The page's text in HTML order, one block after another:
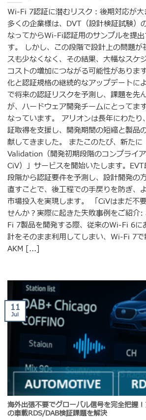
Wi-Fi 7認証に潜むリスク：後期対応が
多くの企業様は、DVT（設計検証試験）
なってからWi-Fi認証用のサンプルを提
す。 しかし、この段階で設計上の問題が
スも少なくなく、その結果、大幅なスケ
コストの増加につながる可能性がありま
化と認証規格の継続的なアップデートに
で将来の認証リスクを予測し、課題を先
が、ハードウェア開発チームにとってま
なっています。 アリオンは長年にわた
証取得を支援し、開発期間の短縮と製品
献してきました。 またこのたび、新た
Validation（開発初期段階のコンプライ
CiV）」サービスを開始いたします。
段階から認証要件を予測し、設計開発の
直すことで、後工程での手戻りを防ぎ、
市場投入を実現します。 「CiVはまだ不
せんか？実際に起きた失敗事例をご紹介
Fi 7製品を開発する際、従来のWi-Fi 6に
計をそのまま利用してしまい、Wi-Fi 7
AKM [...]
海外出張不要でグローバル信号を完全把握
の車載RDS/DAB検証課題を解決
11
Jul